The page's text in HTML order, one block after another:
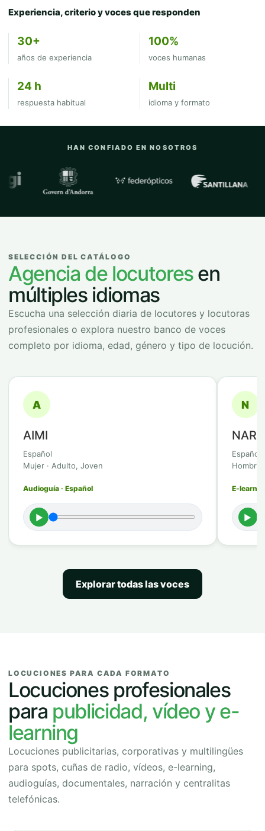
Experiencia, criterio y voces que responden
30+
años de experiencia
100%
voces humanas
24 h
respuesta habitual
Multi
idioma y formato
HAN CONFIADO EN NOSOTROS
Empresas y organizaciones con las
SELECCIÓN DEL CATÁLOGO
Agencia de locutoresen
múltiples idiomas
Escucha una selección diaria de locutores y locutoras
profesionales o explora nuestro banco de voces
completo por idioma, edad, género y tipo de locución.
A
AIMI
Español
Mujer · Adulto, Joven
Audioguía · Español
►
N
NARU
Español
Hombre
E-
►
Explorar todas las voces
LOCUCIONES PARA CADA FORMATO
Locuciones profesionales
para publicidad, vídeo y e-
learning
Locuciones publicitarias, corporativas y multilingües
para spots, cuñas de radio, vídeos, e-learning,
audioguías, documentales, narración y centralitas
telefónicas.